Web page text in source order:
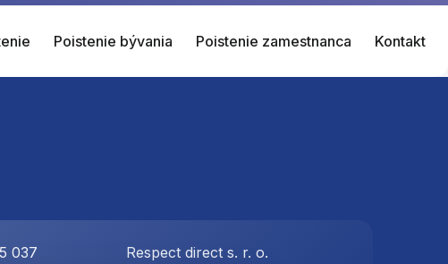
Poistenie bývania Poistenie zamestnanca Kontakt
037
Respect direct s. r. o.